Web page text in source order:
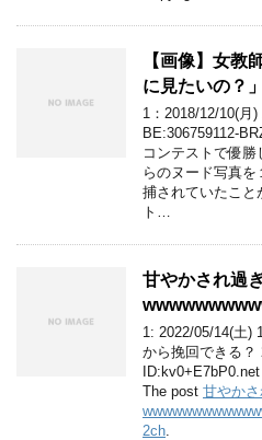
【画像】女教
に見たいの
1：2018/12/10(月
BE:306759112-
コンテストで優
らのヌード写真
捕されていたこと
ト…
甘やかされ過
1: 2022/05/14(土)
から挽回できる？
ID:kv0+E7bP0.net
The post 甘やか
2ch